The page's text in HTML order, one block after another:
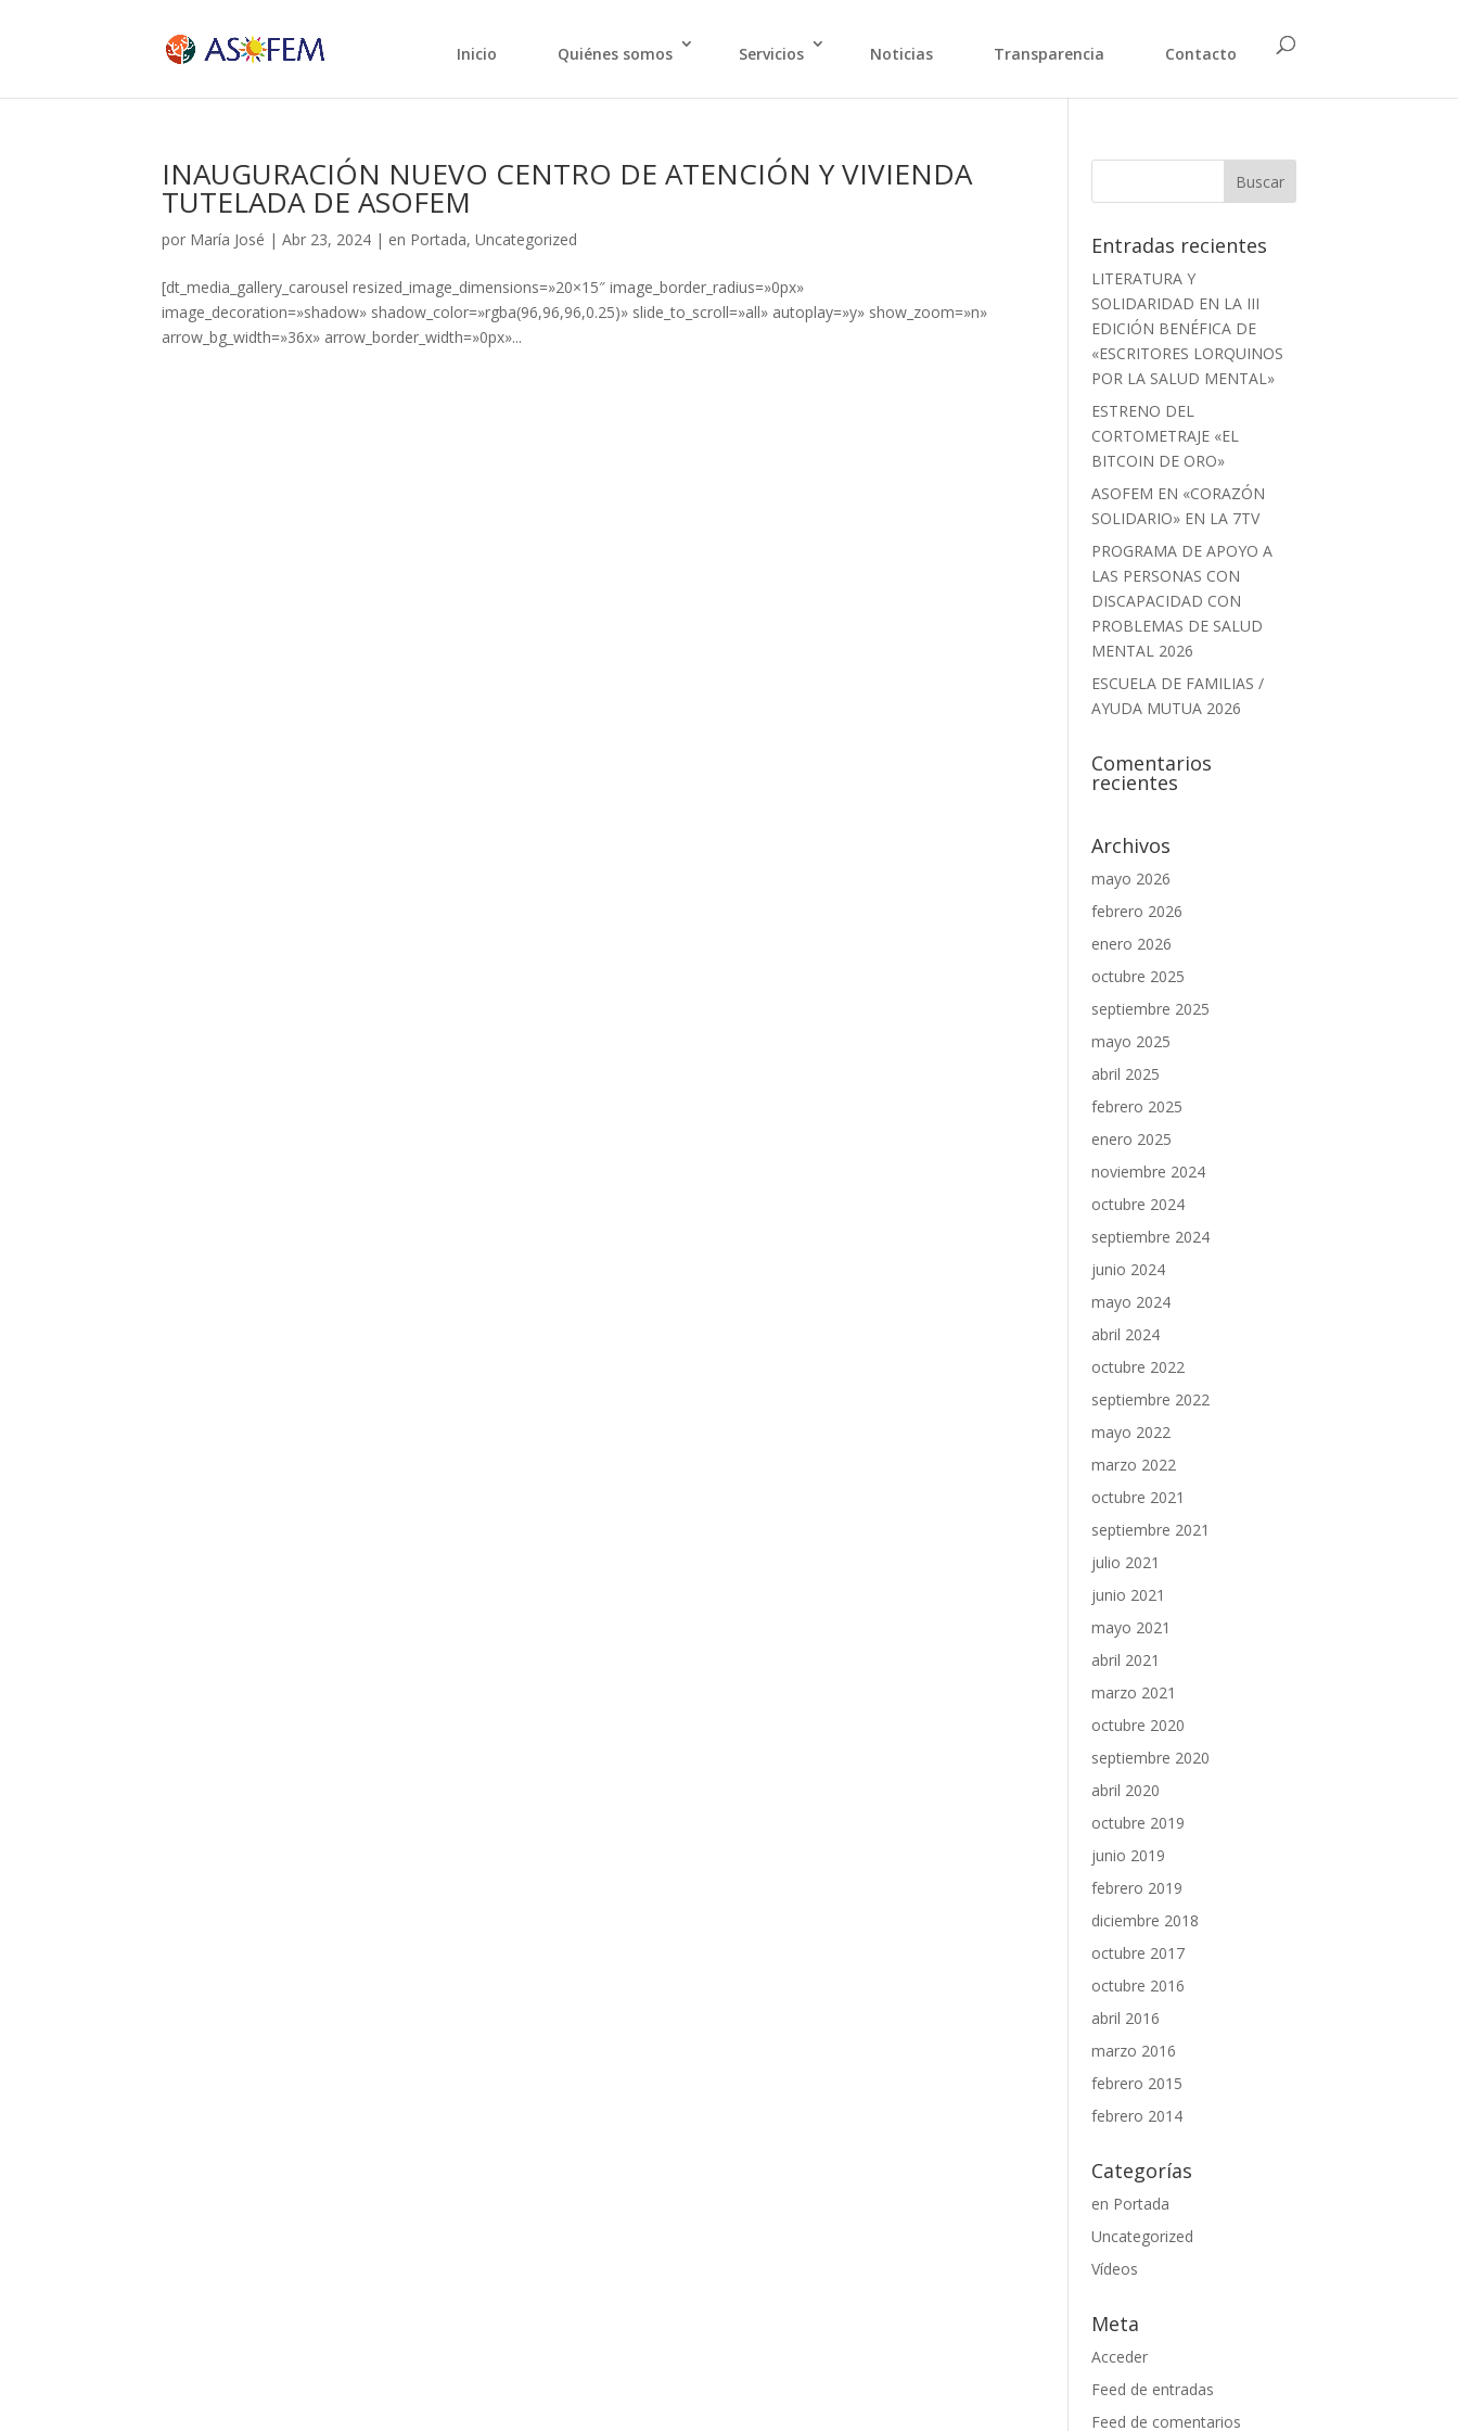
Inicio Quiénes somos Servicios Noticias Transparencia Contacto
INAUGURACIÓN NUEVO CENTRO DE ATENCIÓN Y VIVIENDA
TUTELADA DE ASOFEM
por María José |Abr 23, 2024 | en Portada,Uncategorized
[dt_media_gallery_carousel resized_image_dimensions=»20×15″ image_border_radius=»0px»
image_decoration=»shadow» shadow_color=»rgba(96,96,96,0.25)» slide_to_scroll=»all» autoplay=»y» show_zoom=»n»
arrow_bg_width=»36x» arrow_border_width=»0px»...
Entradas recientes
LITERATURA Y
SOLIDARIDAD EN LA III
EDICIÓN BENÉFICA DE
«ESCRITORES LORQUINOS
POR LA SALUD MENTAL»
ESTRENO DEL
CORTOMETRAJE «EL
BITCOIN DE ORO»
ASOFEM EN «CORAZÓN
SOLIDARIO» EN LA 7TV
PROGRAMA DE APOYO A
LAS PERSONAS CON
DISCAPACIDAD CON
PROBLEMAS DE SALUD
MENTAL 2026
ESCUELA DE FAMILIAS /
AYUDA MUTUA 2026
Comentarios
recientes
Archivos
mayo 2026
febrero 2026
enero 2026
octubre 2025
septiembre 2025
mayo 2025
abril 2025
febrero 2025
enero 2025
noviembre 2024
octubre 2024
septiembre 2024
junio 2024
mayo 2024
abril 2024
octubre 2022
septiembre 2022
mayo 2022
marzo 2022
octubre 2021
septiembre 2021
julio 2021
junio 2021
mayo 2021
abril 2021
marzo 2021
octubre 2020
septiembre 2020
abril 2020
octubre 2019
junio 2019
febrero 2019
diciembre 2018
octubre 2017
octubre 2016
abril 2016
marzo 2016
febrero 2015
febrero 2014
Categorías
en Portada
Uncategorized
Vídeos
Meta
Acceder
Feed de entradas
Feed de comentarios